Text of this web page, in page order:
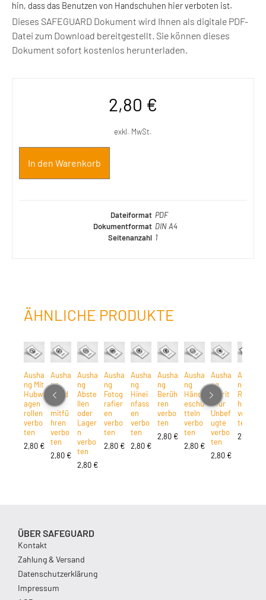
hin, dass das Benutzen von Handschuhen hier verboten ist.
Dieses SAFEGUARD Dokument wird Ihnen als digitale PDF-
Datei zum Download bereitgestellt. Sie können dieses
Dokument sofort kostenlos herunterladen.
2,80 €
exkl. MwSt.
In den Warenkorb
Dateiformat PDF
Dokumentformat DIN A4
Seitenanzahl 1
ÄHNLICHE PRODUKTE
Ausha
ng Mit
Hubw
agen
rollen
verbo
ten
2,80 €
Ausha
ng
Hund
e
mitfü
hren
verbo
ten
2,80 €
Ausha
ng
Abste
llen
oder
Lager
n
verbo
ten
2,80 €
Ausha
ng
Fotog
rafier
en
verbo
ten
2,80 €
Ausha
ng
Hinei
nfass
en
verbo
ten
2,80 €
Ausha
ng
Berüh
ren
verbo
ten
2,80 €
Ausha
ng
Händ
eschü
tteln
verbo
ten
2,80 €
Ausha
ng
Zutrit
t für
Unbef
ugte
verbo
ten
2,80 €
Ausha
ng
Rauc
hen
verbo
ten
2,80
ÜBER SAFEGUARD
Kontakt
Zahlung & Versand
Datenschutzerklärung
Impressum